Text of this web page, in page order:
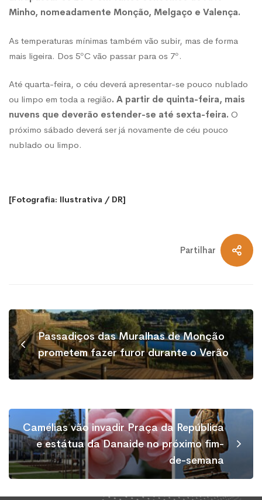
março
Minho, nomeadamente Monção, Melgaço e Valença.
As temperaturas mínimas também vão subir, mas de forma
mais ligeira. Dos 5ºC vão passar para os 7º.
Até quarta-feira, o céu deverá apresentar-se pouco nublado
ou limpo em toda a região. A partir de quinta-feira, mais
nuvens que deverão estender-se até sexta-feira. O
próximo sábado deverá ser já novamente de céu pouco
nublado ou limpo.
[Fotografia: Ilustrativa / DR]
Partilhar
Passadiços das Muralhas de Monção
prometem fazer furor durante o Verão
Camélias vão invadir Praça da República
e estátua da Danaide no próximo fim-
de-semana